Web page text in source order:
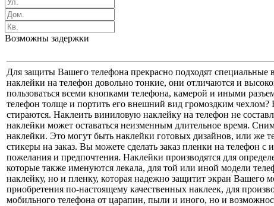
Возможны задержки
Для защиты Вашего телефона прекрасно подходят
наклейки на телефон довольно тонкие, они отличаются и
пользоваться всеми кнопками телефона, камерой и иными
телефон толще и портить его внешний вид громоздким
стираются. Наклеить виниловую наклейку на телефон не
наклейки может оставаться неизменным длительное время.
наклейки. Это могут быть наклейки готовых дизайнов, или же
стикеры на заказ. Вы можете сделать заказ пленки на телефон
пожелания и предпочтения. Наклейки производятся для
которые также именуются лекала, для той или иной модели
наклейку, но и пленку, которая надежно защитит экран
приобретения по-настоящему качественных наклеек, для
мобильного телефона от царапин, пыли и иного, но и